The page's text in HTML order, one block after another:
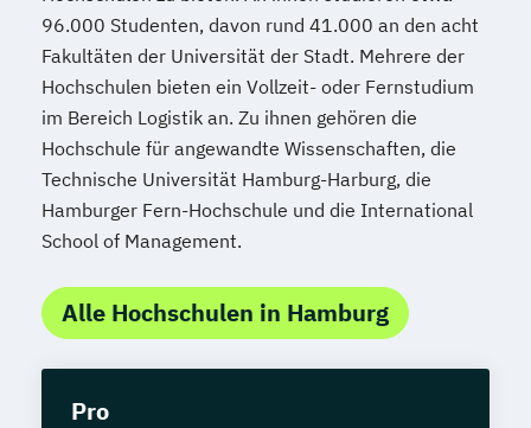
96.000 Studenten, davon rund 41.000 an den acht
Fakultäten der Universität der Stadt. Mehrere der
Hochschulen bieten ein Vollzeit- oder Fernstudium
im Bereich Logistik an. Zu ihnen gehören die
Hochschule für angewandte Wissenschaften, die
Technische Universität Hamburg-Harburg, die
Hamburger Fern-Hochschule und die International
School of Management.
Alle Hochschulen in Hamburg
Pro